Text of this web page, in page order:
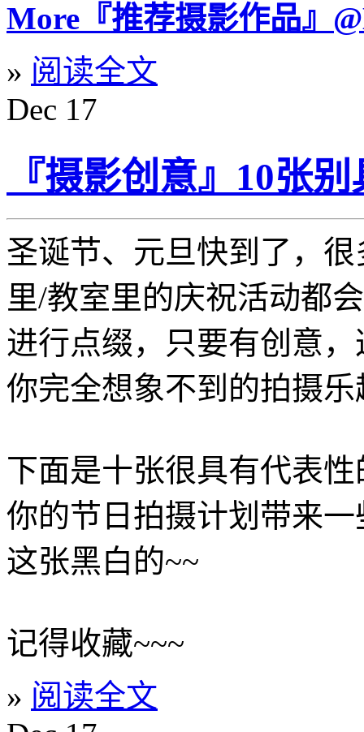
More『推荐摄影作品』
» 阅读全文
Dec 17
『摄影创意』10张
圣诞节、元旦快到了，
里/教室里的庆祝活动都
进行点缀，只要有创意
你完全想象不到的拍摄乐
下面是十张很具有代表
你的节日拍摄计划带来
这张黑白的~~
记得收藏~~~
» 阅读全文